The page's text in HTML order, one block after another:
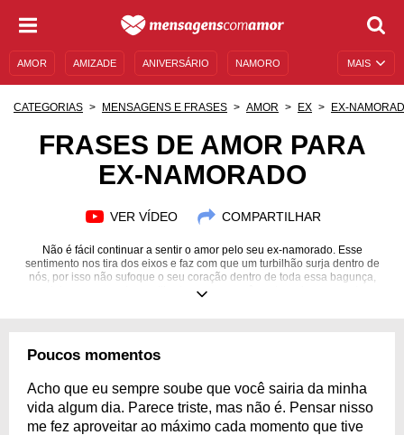
MAIS
AMOR AMIZADE ANIVERSÁRIO NAMORO
MENSAGENS E FRASES MENSAGENS DE ANIVERSÁRIO
CATEGORIAS MENSAGENS E FRASES AMOR EX EX-
FRASES DE AMOR PARA
EX-NAMORADO
VER VÍDEO COMPARTILHAR
Não é fácil continuar a sentir o amor pelo seu ex-namorado. Esse
sentimento nos tira dos eixos e faz com que um turbilhão surja dentro de
nós, por isso não sufoque o seu coração dentro de toda essa bagunça,
deixe que as palavras libertem o que você sente e siga em paz!
Poucos momentos
Acho que eu sempre soube que você sairia da minha
vida algum dia. Parece triste, mas não é. Pensar nisso
me fez aproveitar ao máximo cada momento que tive